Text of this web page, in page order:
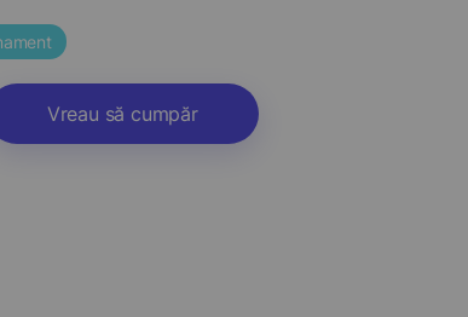
Vreau să cumpăr